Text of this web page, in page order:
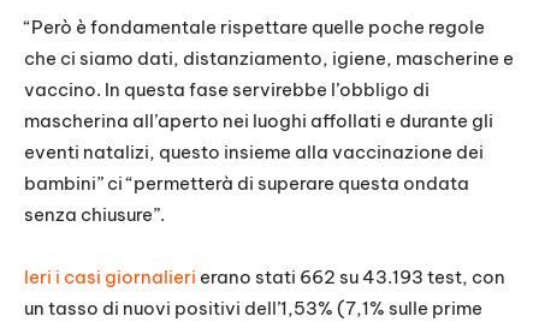
“Però è fondamentale rispettare quelle poche regole
che ci siamo dati, distanziamento, igiene, mascherine e
vaccino. In questa fase servirebbe l’obbligo di
mascherina all’aperto nei luoghi affollati e durante gli
eventi natalizi, questo insieme alla vaccinazione dei
bambini” ci “permetterà di superare questa ondata
senza chiusure”.
Ieri i casi giornalieri erano stati 662 su 43.193 test, con
un tasso di nuovi positivi dell’1,53% (7,1% sulle prime